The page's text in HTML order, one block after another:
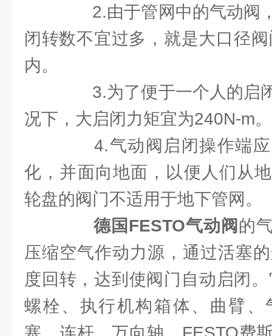
2.由于管网中的气动阀
闭转数不宜过多，就是大口径
内。
3.为了便于一个人的启
况下，大启闭力矩宜为240N-m。
4.气动阀启闭操作端应
化，并面向地面，以便人们从
轮盘的阀门不适用于地下管网。
德国FESTO气动阀 的
压缩空气作动力源，通过活塞
度回转，达到使阀门自动启闭
螺栓、执行机构箱体、曲臂、